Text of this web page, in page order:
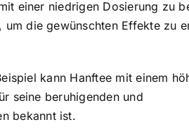
einer niedrigen Dosierung zu
die gewünschten Effekte zu
kann Hanftee mit einem
seine beruhigenden und
bekannt ist.